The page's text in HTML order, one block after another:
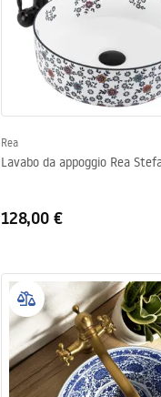
Rea
Lavabo da appoggio Rea
128,00 €